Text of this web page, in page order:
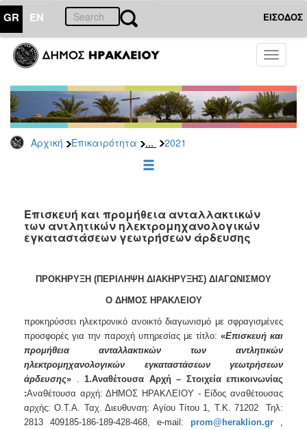
GR EN ΕΙΣΟΔΟΣ
Toggle
Αρχική Επικαιρότητα ... 2021
ΕΠΙΚΑΙΡΟΤΗΤΑ
-
Δημοπρασίες
Αρχείο
2026
2022
2017
2016
2015
2013
Επισκευή και προμήθεια ανταλλακτικών
των αντλητικών ηλεκτρομηχανολογικών
εγκαταστάσεων γεωτρήσεων άρδευσης
ΠΡΟΚΗΡΥΞΗ (ΠΕΡΙΛΗΨΗ ΔΙΑΚΗΡΥΞΗΣ) ΔΙΑΓΩΝΙΣΜΟΥ
O ΔΗΜΟΣ ΗΡΑΚΛΕΙΟΥ
προκηρύσσει ηλεκτρονικό ανοικτό διαγωνισμό με σφραγισμένες
προσφορές για την παροχή υπηρεσίας με τίτλο: «Επισκευή και
προμήθεια ανταλλακτικών των αντλητικών
ηλεκτρομηχανολογικών εγκαταστάσεων γεωτρήσεων
άρδευσης»
1.Αναθέτουσα Αρχή – Στοιχεία επικοινωνίας
:Αναθέτουσα αρχή: ΔΗΜΟΣ ΗΡΑΚΛΕΙΟΥ - Είδος αναθέτουσας
αρχής: Ο.Τ.Α. Ταχ. Διευθυνση: Αγίου Τίτου 1, Τ.Κ. 71202 Τηλ:
2813 409185-186-189-428-468, e-mail: prom@heraklion.gr